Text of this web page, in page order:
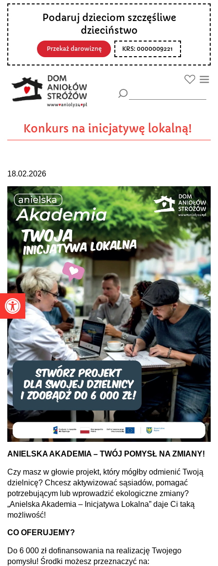
Otwórz pasek narzędzi
Podaruj dzieciom szczęśliwe
dzieciństwo
Przekaż darowiznę KRS: 0000009221
Konkurs na inicjatywę lokalną!
18.02.2026
ANIELSKA AKADEMIA – TWÓJ POMYSŁ NA ZMIANY!
Czy masz w głowie projekt, który mógłby odmienić Twoją
dzielnicę? Chcesz aktywizować sąsiadów, pomagać
potrzebującym lub wprowadzić ekologiczne zmiany?
„Anielska Akademia – Inicjatywa Lokalna” daje Ci taką
możliwość!
CO OFERUJEMY?
Do 6 000 zł dofinansowania na realizację Twojego
pomysłu! Środki możesz przeznaczyć na: